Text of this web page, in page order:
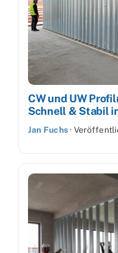
CW und UW
Schnell & Stabil
Jan Fuchs·